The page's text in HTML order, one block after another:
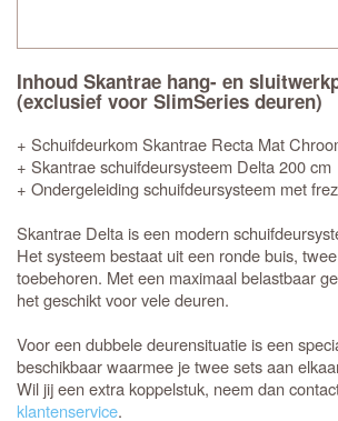
Inhoud Skantrae hang- en
(exclusief voor SlimSeries deuren)
+ Schuifdeurkom Skantrae Recta Mat
+ Skantrae schuifdeursysteem Delta 200 cm
+ Ondergeleiding schuifdeursysteem met
Skantrae Delta is een modern
Het systeem bestaat uit een ronde buis,
toebehoren. Met een maximaal belastbaar
het geschikt voor vele deuren.
Voor een dubbele deurensituatie is een
beschikbaar waarmee je twee sets aan
Wil jij een extra koppelstuk, neem dan
klantenservice.